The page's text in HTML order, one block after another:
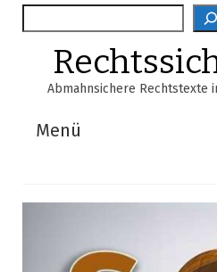
Suche
Abmahnsichere Rechtstexte
Menü
EasyScan